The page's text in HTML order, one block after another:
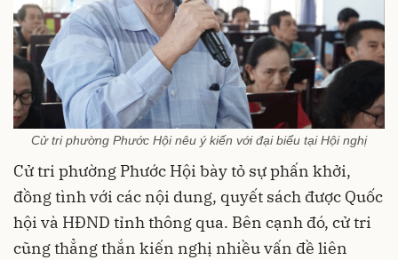
Cử tri phường Phước Hội nêu ý kiến với đại biểu tại Hội nghị
Cử tri phường Phước Hội bày tỏ sự phấn khởi,
đồng tình với các nội dung, quyết sách được Quốc
hội và HĐND tỉnh thông qua. Bên cạnh đó, cử tri
cũng thẳng thắn kiến nghị nhiều vấn đề liên